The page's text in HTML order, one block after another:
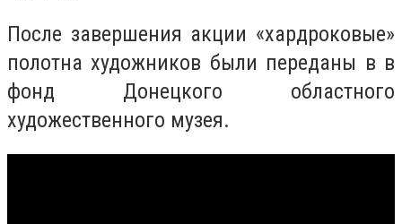
После завершения акции «хардроковые»
полотна художников были переданы в в
фонд Донецкого областного
художественного музея.